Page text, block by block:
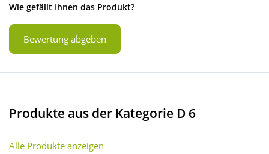
Wie gefällt Ihnen das Produkt?
Bewertung abgeben
Produkte aus der Kategorie D 6
Alle Produkte anzeigen